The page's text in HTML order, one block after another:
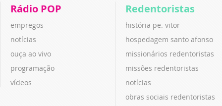
Rádio POP
empregos
notícias
ouça ao vivo
programação
vídeos
Redentoristas
história pe. vitor
hospedagem santo afonso
missionários redentoristas
missões redentoristas
notícias
obras sociais redentoristas